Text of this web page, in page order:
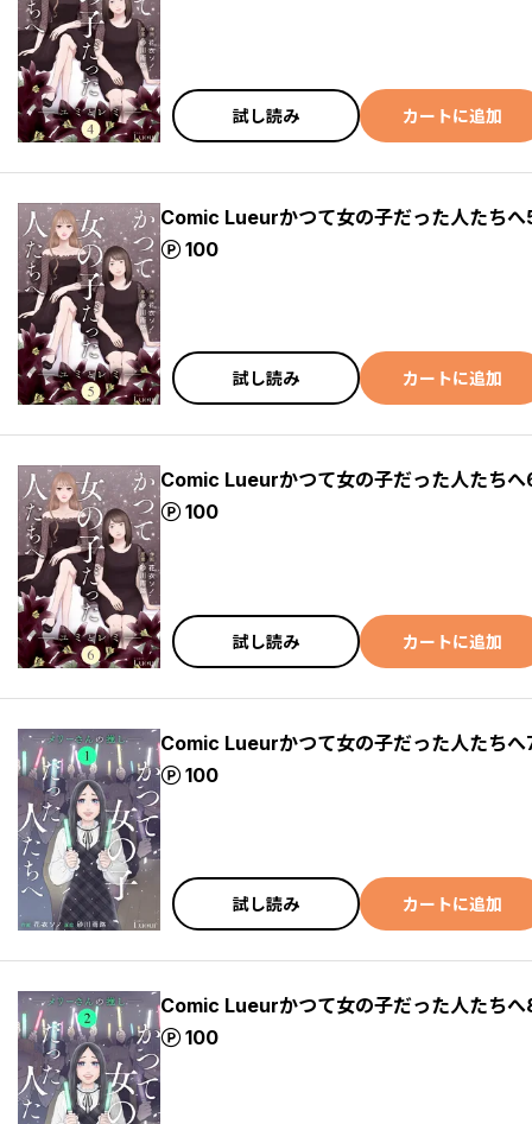
試し読み カートに追加
Comic Lueurかつて女の子だった人たちへ
100
ポイント
試し読み カートに追加
Comic Lueurかつて女の子だった人たちへ
100
ポイント
試し読み カートに追加
Comic Lueurかつて女の子だった人たちへ
100
ポイント
試し読み カートに追加
Comic Lueurかつて女の子だった人たちへ
100
ポイント